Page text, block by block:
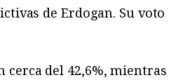
de Erdogan. Su voto
cerca del 42,6%, mientras